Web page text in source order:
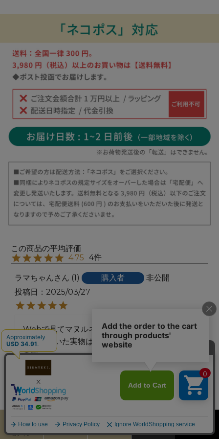
4.75 4
ラマちゃん 1 購入者
非公開
投稿日
2025/03/27
Webで見てマヌルネコの太々しい可愛さに一目
惚れ。届いた実物はもっと可愛いです。大切にし
ます。
Twilight
投稿日
2025/02/27
ログイン